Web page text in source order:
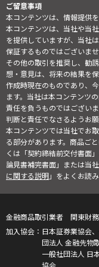
ご留意事項
本コンテンツは、情報提供
本コンテンツは、当社や当
を提供していますが、当社
保証するものではございま
その他の取引を推奨し、勧
想・意見は、将来の結果を
作成時現在のものであり、
ます。当社は本コンテンツ
責任を負うものではござい
判断と責任でなさるようお願
本コンテンツでは当社でお
る部分があります。商品ご
くは「契約締結前交付書面
論見書補完書面」または当
に関する説明」をよくお読
金融商品取引業者 関東財
日本証券業協会
団法人 金融先物
一般社団法人 日